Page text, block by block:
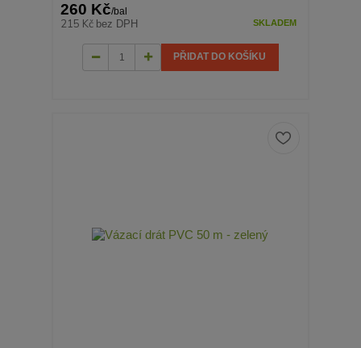
260 Kč/bal
215 Kč bez DPH SKLADEM
PŘIDAT DO KOŠÍKU